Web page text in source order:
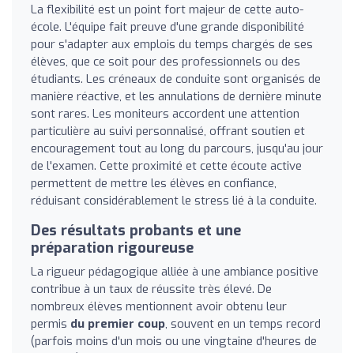
La flexibilité est un point fort majeur de cette auto-
école. L'équipe fait preuve d'une grande disponibilité
pour s'adapter aux emplois du temps chargés de ses
élèves, que ce soit pour des professionnels ou des
étudiants. Les créneaux de conduite sont organisés de
manière réactive, et les annulations de dernière minute
sont rares. Les moniteurs accordent une attention
particulière au suivi personnalisé, offrant soutien et
encouragement tout au long du parcours, jusqu'au jour
de l'examen. Cette proximité et cette écoute active
permettent de mettre les élèves en confiance,
réduisant considérablement le stress lié à la conduite.
Des résultats probants et une
préparation rigoureuse
La rigueur pédagogique alliée à une ambiance positive
contribue à un taux de réussite très élevé. De
nombreux élèves mentionnent avoir obtenu leur
permis du premier coup, souvent en un temps record
(parfois moins d'un mois ou une vingtaine d'heures de